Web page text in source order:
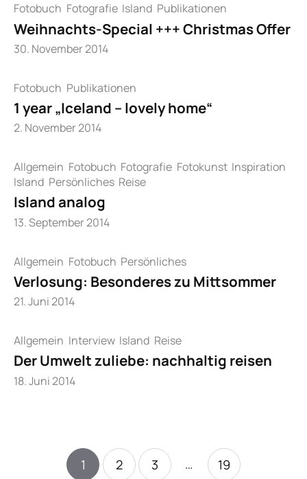
Fotobuch Fotografie Island Publikationen
Weihnachts-Special +++ Christmas Offer
30. November 2014
Fotobuch Publikationen
1 year „Iceland – lovely home“
2. November 2014
Allgemein Fotobuch Fotografie Fotokunst Inspiration
Island Persönliches Reise
Island analog
13. September 2014
Allgemein Fotobuch Persönliches
Verlosung: Besonderes zu Mittsommer
21. Juni 2014
Allgemein Interview Island Reise
Der Umwelt zuliebe: nachhaltig reisen
18. Juni 2014
1 2 3 … 19